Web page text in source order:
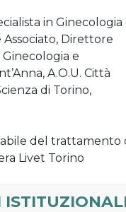
in Ginecologia
Direttore
e
A.O.U. Città
di Torino,
del trattamento
Livet Torino